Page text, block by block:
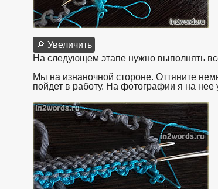
🔎 Увеличить
На следующем этапе нужно выполнять
Мы на изнаночной стороне. Оттяните
пойдет в работу. На фотографии я на